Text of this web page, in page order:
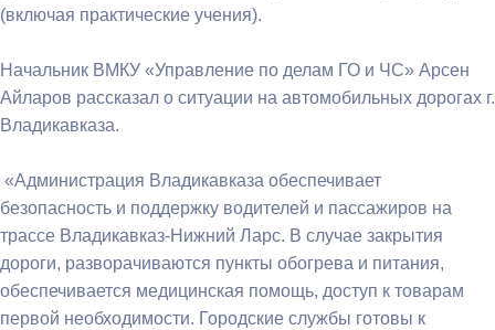
(включая практические учения).
Начальник ВМКУ «Управление по делам ГО и ЧС» Арсен
Айларов рассказал о ситуации на автомобильных дорогах г.
Владикавказа.
«Администрация Владикавказа обеспечивает
безопасность и поддержку водителей и пассажиров на
трассе Владикавказ-Нижний Ларс. В случае закрытия
дороги, разворачиваются пункты обогрева и питания,
обеспечивается медицинская помощь, доступ к товарам
первой необходимости. Городские службы готовы к